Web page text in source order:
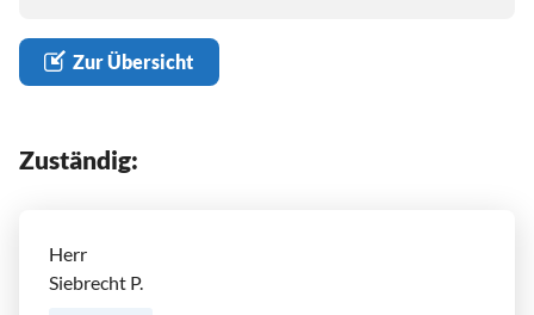
Zur Übersicht
Zuständig:
Herr
Siebrecht P.